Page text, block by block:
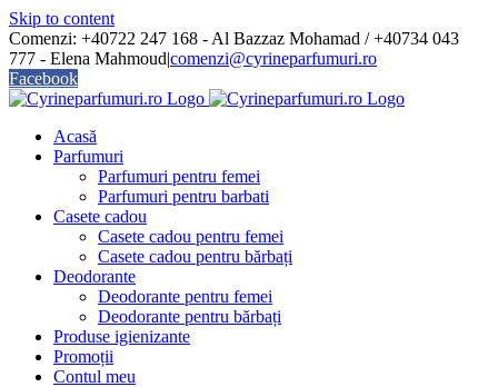
Skip to content
Comenzi: +40722 247 168 - Al Bazzaz Mohamad / +40734 043
777 - Elena Mahmoud|comenzi@cyrineparfumuri.ro
Facebook
Acasă
Parfumuri
Parfumuri pentru femei
Parfumuri pentru barbati
Casete cadou
Casete cadou pentru femei
Casete cadou pentru bărbați
Deodorante
Deodorante pentru femei
Deodorante pentru bărbați
Produse igienizante
Promoții
Contul meu